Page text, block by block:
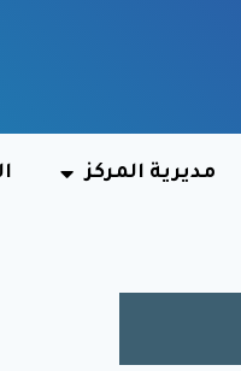
مديرية المركز